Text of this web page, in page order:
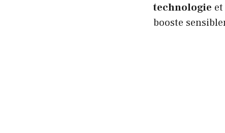
technologie
booste